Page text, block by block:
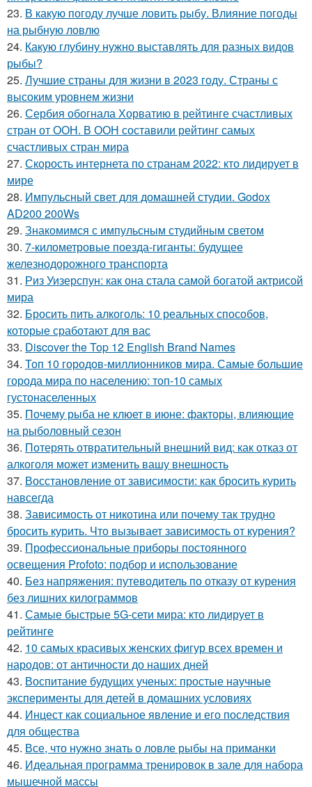
23. В какую погоду лучше ловить рыбу. Влияние погоды
на рыбную ловлю
24. Какую глубину нужно выставлять для разных видов
рыбы?
25. Лучшие страны для жизни в 2023 году. Страны с
высоким уровнем жизни
26. Сербия обогнала Хорватию в рейтинге счастливых
стран от ООН. В ООН составили рейтинг самых
счастливых стран мира
27. Скорость интернета по странам 2022: кто лидирует в
мире
28. Импульсный свет для домашней студии. Godox
AD200 200Ws
29. Знакомимся с импульсным студийным светом
30. 7-километровые поезда-гиганты: будущее
железнодорожного транспорта
31. Риз Уизерспун: как она стала самой богатой актрисой
мира
32. Бросить пить алкоголь: 10 реальных способов,
которые сработают для вас
33. Discover the Top 12 English Brand Names
34. Топ 10 городов-миллионников мира. Самые большие
города мира по населению: топ-10 самых
густонаселенных
35. Почему рыба не клюет в июне: факторы, влияющие
на рыболовный сезон
36. Потерять отвратительный внешний вид: как отказ от
алкоголя может изменить вашу внешность
37. Восстановление от зависимости: как бросить курить
навсегда
38. Зависимость от никотина или почему так трудно
бросить курить. Что вызывает зависимость от курения?
39. Профессиональные приборы постоянного
освещения Profoto: подбор и использование
40. Без напряжения: путеводитель по отказу от курения
без лишних килограммов
41. Самые быстрые 5G-сети мира: кто лидирует в
рейтинге
42. 10 самых красивых женских фигур всех времен и
народов: от античности до наших дней
43. Воспитание будущих ученых: простые научные
эксперименты для детей в домашних условиях
44. Инцест как социальное явление и его последствия
для общества
45. Все, что нужно знать о ловле рыбы на приманки
46. Идеальная программа тренировок в зале для набора
мышечной массы